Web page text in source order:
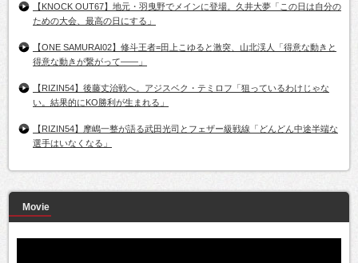
【KNOCK OUT67】地元・羽曳野でメインに登場。久井大夢「この日は自分の
ための大会、最高の日にする」
【ONE SAMURAI02】修斗王者=田上こゆると激突、山北渓人「得意な動きと
得意な動きが繋がって――」
【RIZIN54】後藤丈治戦へ。アジスベク・テミロフ「狙っているわけじゃな
い。結果的にKO勝利が生まれる」
【RIZIN54】摩嶋一整が語る武田光司とフェザー級戦線「どんどん中途半端な
選手はいなくなる」
Movie